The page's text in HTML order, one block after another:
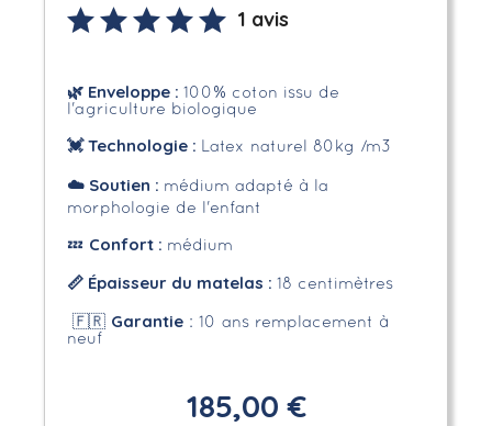
1 avis
🌿Enveloppe: 100% coton issu de
l'agriculture biologique
💓 Technologie : Latex naturel 80kg /m3
☁️Soutien : médium adapté à la
morphologie de l'enfant
💤 Confort : médium
📏 Épaisseur du matelas : 18 centimètres
🇫🇷 Garantie: 10 ans remplacement à
neuf
185,00 €